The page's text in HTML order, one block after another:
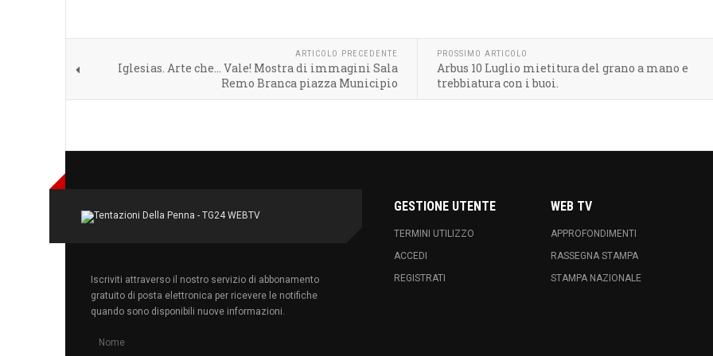
ARTICOLO PRECEDENTE
Iglesias. Arte che… Vale! Mostra di immagini Sala
Remo Branca piazza Municipio
PROSSIMO ARTICOLO
Arbus 10 Luglio mietitura del grano a mano e
trebbiatura con i buoi.
Iscriviti attraverso il nostro servizio di abbonamento
gratuito di posta elettronica per ricevere le notifiche
quando sono disponibili nuove informazioni.
GESTIONE UTENTE
TERMINI UTILIZZO
ACCEDI
REGISTRATI
WEB TV
APPROFONDIMENTI
RASSEGNA STAMPA
STAMPA NAZIONALE